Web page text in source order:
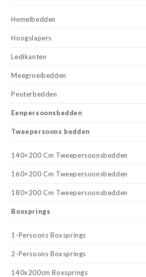
Hemelbedden
Hoogslapers
Ledikanten
Meegroeibedden
Peuterbedden
Eenpersoonsbedden
Tweepersoons bedden
140×200 Cm Tweepersoonsbedden
160×200 Cm Tweepersoonsbedden
180×200 Cm Tweepersoonsbedden
Boxsprings
1-Persoons Boxsprings
2-Persoons Boxsprings
140x200cm Boxsprings